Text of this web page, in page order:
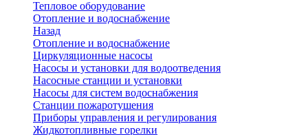
Тепловое оборудование
Отопление и водоснабжение
Назад
Отопление и водоснабжение
Циркуляционные насосы
Насосы и установки для водоотведения
Насосные станции и установки
Насосы для систем водоснабжения
Станции пожаротушения
Приборы управления и регулирования
Жидкотопливные горелки